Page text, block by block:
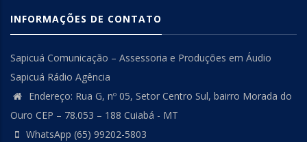
INFORMAÇÕES DE CONTATO
Sapicuá Comunicação – Assessoria e Produções em Áudio
Sapicuá Rádio Agência
Endereço: Rua G, nº 05, Setor Centro Sul, bairro Morada do
Ouro CEP – 78.053 – 188 Cuiabá - MT
WhatsApp (65) 99202-5803